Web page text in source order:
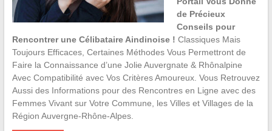
de Précieux
Conseils pour
Rencontrer une Célibataire Aindinoise ! Classiques Mais
Toujours Efficaces, Certaines Méthodes Vous Permettront de
Faire la Connaissance d’une Jolie Auvergnate & Rhônalpine
Avec Compatibilité avec Vos Critères Amoureux. Vous Retrouvez
Aussi des Informations pour des Rencontres en Ligne avec des
Femmes Vivant sur Votre Commune, les Villes et Villages de la
Région Auvergne-Rhône-Alpes.